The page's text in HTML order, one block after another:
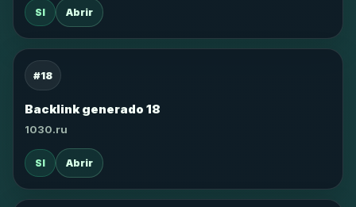
SI Abrir
#18
Backlink generado 18
1030.ru
SI Abrir